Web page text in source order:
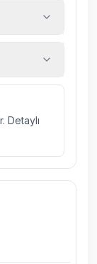
ihtimali
yol
Detaylı